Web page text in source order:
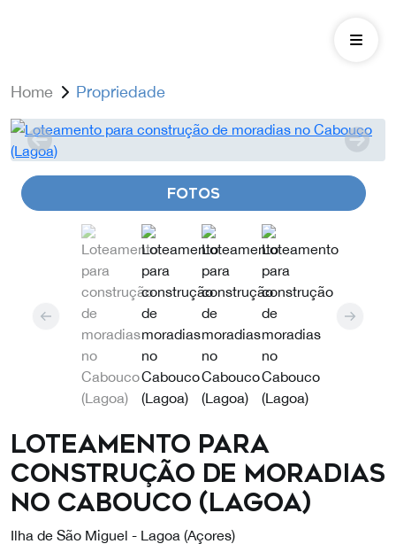
Home Propriedade
FOTOS
Loteamento para
construção de moradias
no Cabouco (Lagoa)
Ilha de São Miguel - Lagoa (Açores)